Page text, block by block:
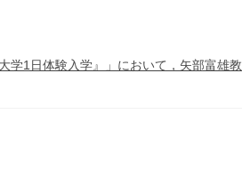
学1日体験入学』」において，矢部富雄教